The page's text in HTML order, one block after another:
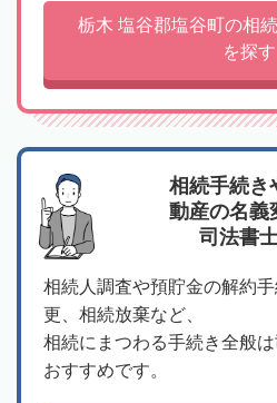
栃木 塩谷郡塩谷町の相
を探す
相続手続き
動産の名義
司法書
相続人調査や預貯金の解約
更、相続放棄など、
相続にまつわる手続き全般
おすすめです。